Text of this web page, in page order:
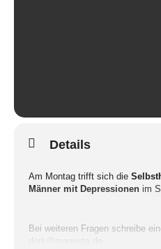
Details
Am Montag trifft sich die
Männer mit Depressionen im
Bei weiteren Fragen schreibe